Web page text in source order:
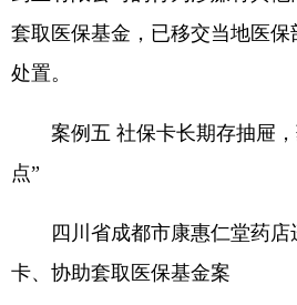
套取医保基金，已移交当地医
处置。
案例五 社保卡长期存抽屉，
点”
四川省成都市康惠仁堂药店
卡、协助套取医保基金案